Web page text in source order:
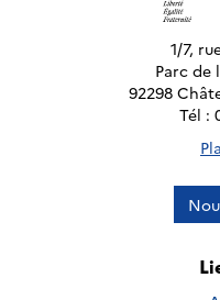
1/7,
Parc de
92298
Tél :